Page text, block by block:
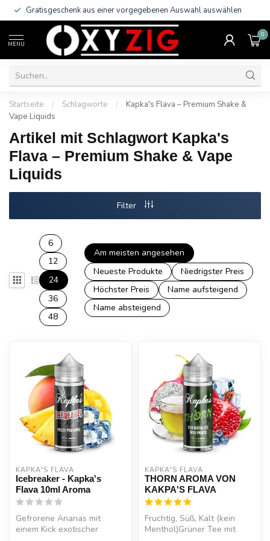
Gratisgeschenk aus einer vorgegebenen Auswahl auswählen
MENU
0
Startseite / Schlagworte /
Kapka's Flava – Premium Shake &
Vape Liquids
Artikel mit Schlagwort Kapka's
Flava – Premium Shake & Vape
Liquids
Filter
6
12
24
36
48
Am meisten angesehen
Neueste Produkte
Niedrigster Preis
Höchster Preis
Name aufsteigend
Name absteigend
KAPKA'S FLAVA
Icebreaker - Kapka's
Flava 10ml Aroma
Gefrorene Ananas mit
einem Kick exotischer
KAPKA'S FLAVA
THORN AROMA VON
KAKPA'S FLAVA
Fruchtig, Süß, Kalt (kein
Menthol)Grüner Tee mit